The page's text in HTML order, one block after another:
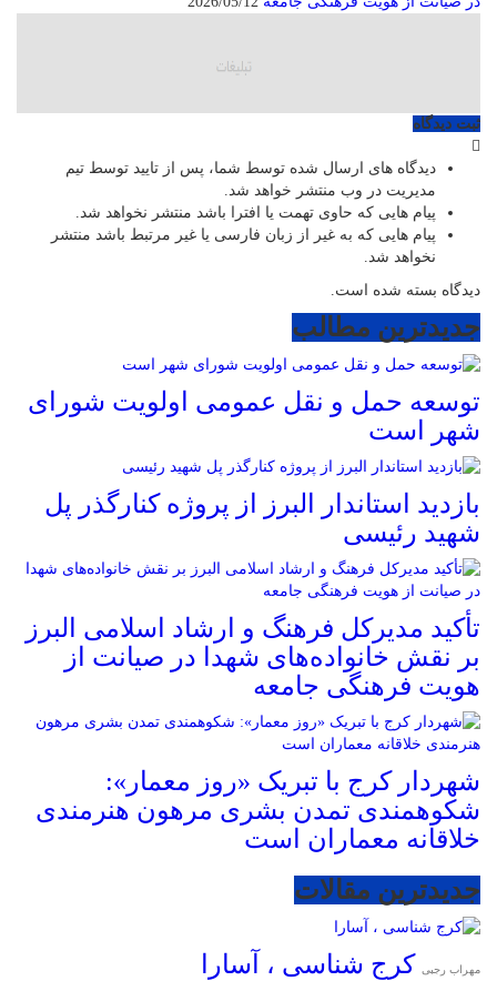
ثبت دیدگاه
دیدگاه های ارسال شده توسط شما، پس از تایید توسط تیم
مدیریت در وب منتشر خواهد شد.
پیام هایی که حاوی تهمت یا افترا باشد منتشر نخواهد شد.
پیام هایی که به غیر از زبان فارسی یا غیر مرتبط باشد منتشر
نخواهد شد.
دیدگاه بسته شده است.
جدیدترین مطالب
توسعه حمل و نقل عمومی اولویت شورای
شهر است
بازدید استاندار البرز از پروژه کنارگذر پل
شهید رئیسی
تأکید مدیرکل فرهنگ و ارشاد اسلامی البرز
بر نقش خانواده‌های شهدا در صیانت از
هویت فرهنگی جامعه
شهردار کرج با تبریک «روز معمار»:
شکوهمندی تمدن بشری مرهون هنرمندی
خلاقانه معماران است
جدیدترین مقالات
مهراب رجبی کرج شناسی ، آسارا